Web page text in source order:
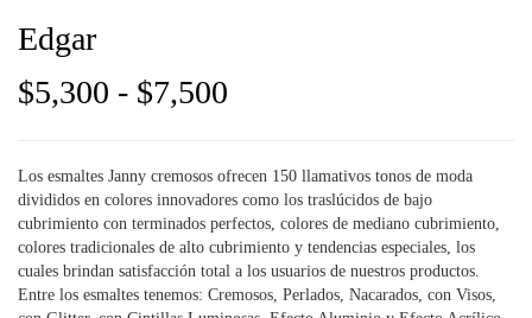
Edgar
$5,300 - $7,500
precios:
desde
$5,300
Los esmaltes Janny cremosos ofrecen 150 llamativos tonos de moda
divididos en colores innovadores como los traslúcidos de bajo
cubrimiento con terminados perfectos, colores de mediano cubrimiento,
colores tradicionales de alto cubrimiento y tendencias especiales, los
cuales brindan satisfacción total a los usuarios de nuestros productos.
Entre los esmaltes tenemos: Cremosos, Perlados, Nacarados, con Visos,